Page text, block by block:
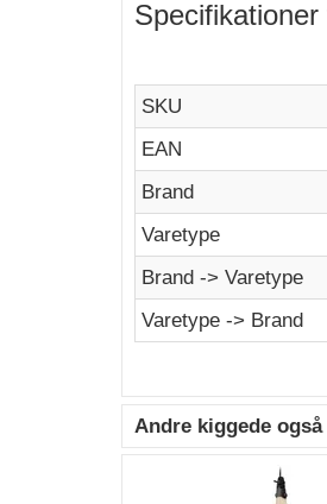
SKU
EAN
Brand
Varetype
Brand -> Varetype
Varetype -> Brand
Andre kiggede også